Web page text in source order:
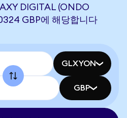
DIGITAL (ONDO
GBP에 해당합니다
GLXYON
GBP